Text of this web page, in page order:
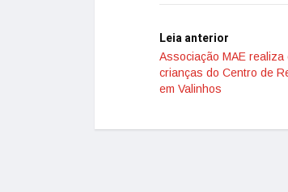
Leia anterior
Associação MAE
crianças do Centro de
em Valinhos